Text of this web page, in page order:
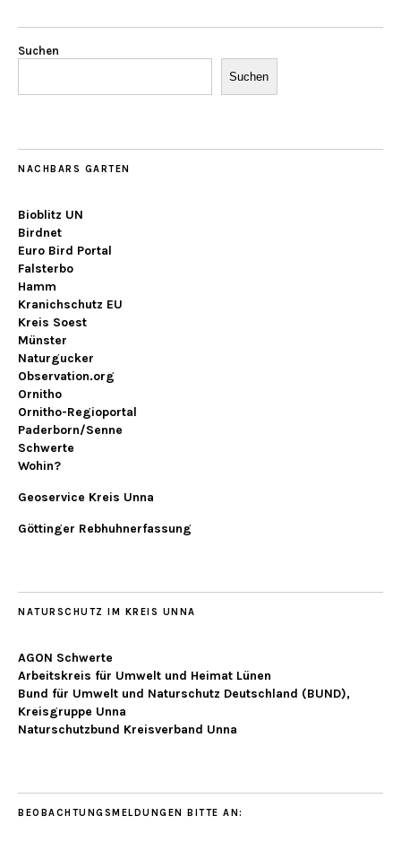
Suchen
Suchen
NACHBARS GARTEN
Bioblitz UN
Birdnet
Euro Bird Portal
Falsterbo
Hamm
Kranichschutz EU
Kreis Soest
Münster
Naturgucker
Observation.org
Ornitho
Ornitho-Regioportal
Paderborn/Senne
Schwerte
Wohin?
Geoservice Kreis Unna
Göttinger Rebhuhnerfassung
NATURSCHUTZ IM KREIS UNNA
AGON Schwerte
Arbeitskreis für Umwelt und Heimat Lünen
Bund für Umwelt und Naturschutz Deutschland (BUND),
Kreisgruppe Unna
Naturschutzbund Kreisverband Unna
BEOBACHTUNGSMELDUNGEN BITTE AN: